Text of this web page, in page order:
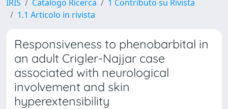
IRIS Catalogo Ricerca
1 Contributo su Rivista
1.1 Articolo in rivista
Responsiveness to phenobarbital in
an adult Crigler-Najjar case
associated with neurological
involvement and skin
hyperextensibility